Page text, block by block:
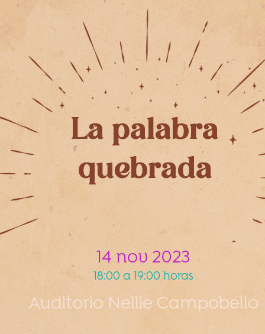
La palabra
quebrada
14 nov 2023
18:00 a 19:00 horas
Auditorio Nellie Campobello